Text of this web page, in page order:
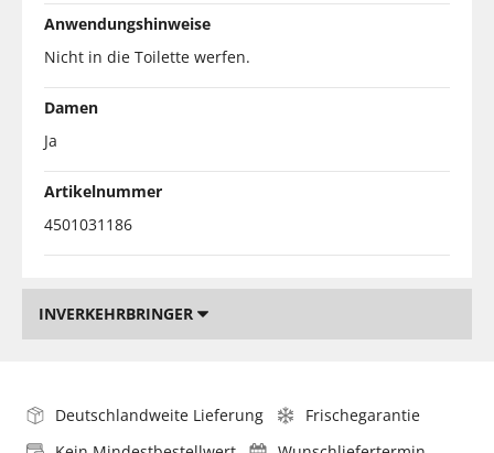
Anwendungshinweise
Nicht in die Toilette werfen.
Damen
Ja
Artikelnummer
4501031186
INVERKEHRBRINGER
Deutschlandweite Lieferung
Frischegarantie